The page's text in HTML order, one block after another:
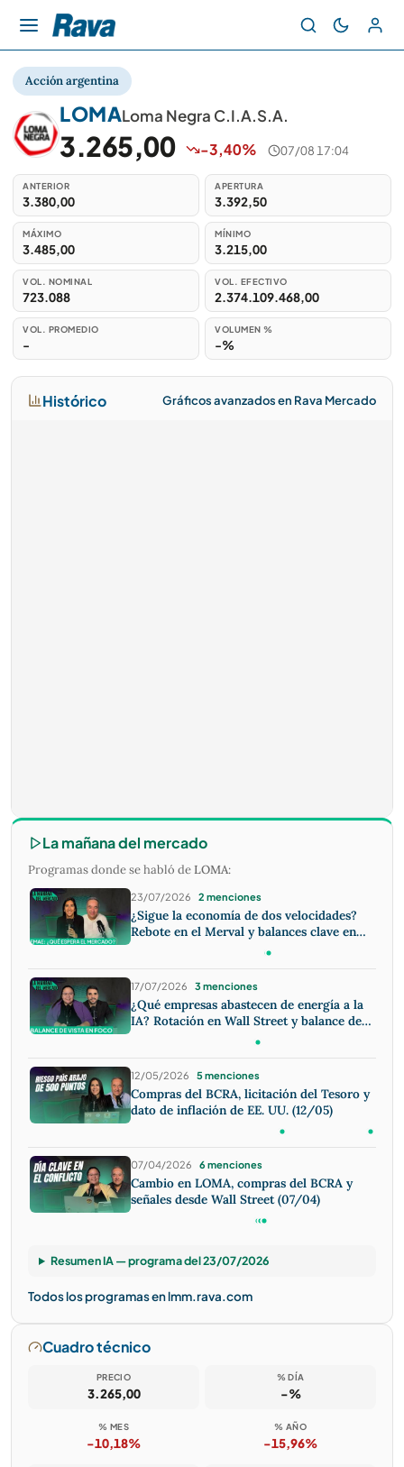
Acción argentina
LOMALoma Negra C.I.A.S.A.
3.265,00 -3,40% 07/08 17:04
ANTERIOR
3.380,00
APERTURA
3.392,50
MÁXIMO
3.485,00
MÍNIMO
3.215,00
VOL. NOMINAL
723.088
VOL. EFECTIVO
2.374.109.468,00
VOL. PROMEDIO
-
VOLUMEN %
-%
Histórico Gráficos avanzados en Rava Mercado
La mañana del mercado
Programas donde se habló deLOMA:
23/07/2026 2 menciones
¿Sigue la economía de dos velocidades?
Rebote en el Merval y balances clave en
17/07/2026 3 menciones
¿Qué empresas abastecen de energía a la
IA? Rotación en Wall Street y balance de
12/05/2026 5 menciones
Compras del BCRA, licitación del Tesoro y
dato de inflación de EE. UU. (12/05)
07/04/2026 6 menciones
Cambio en LOMA, compras del BCRA y
señales desde Wall Street (07/04)
Resumen IA — programa del 23/07/2026
Todos los programas en lmm.rava.com
Cuadro técnico
PRECIO
3.265,00
% DÍA
-%
% MES
-10,18%
% AÑO
-15,96%